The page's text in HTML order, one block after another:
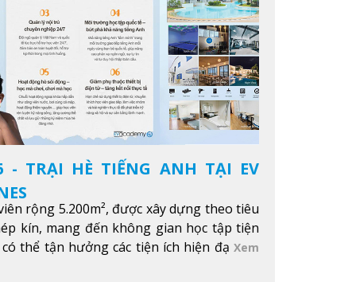
- TRẠI HÈ TIẾNG ANH TẠI EV
rộng 5.200m², được xây dựng theo tiêu
kín, mang đến không gian học tập tiện
thể tận hưởng các tiện ích hiện đạ Xem